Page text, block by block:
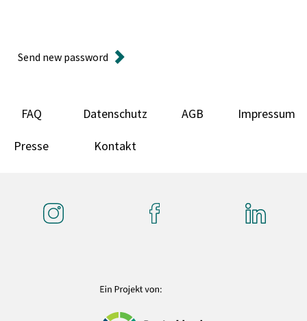
Send new password
FAQ Datenschutz AGB Impressum
Presse Kontakt